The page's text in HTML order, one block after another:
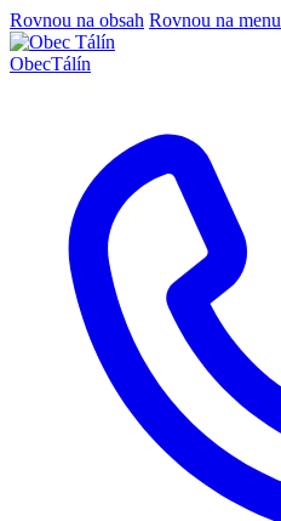
Rovnou na obsah Rovnou na menu
ObecTálín